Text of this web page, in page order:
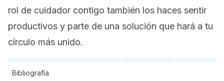
rol de cuidador contigo también los haces sentir
productivos y parte de una solución que hará a tu
círculo más unido.
Bibliografía